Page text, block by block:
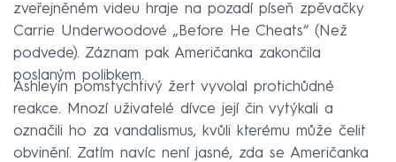
zveřejněném videu hraje na pozadí píseň zpěvačky
Carrie Underwoodové „Before He Cheats“ (Než
podvede). Záznam pak Američanka zakončila
poslaným polibkem.
Ashleyin pomstychtivý žert vyvolal protichůdné
reakce. Mnozí uživatelé dívce její čin vytýkali a
označili ho za vandalismus, kvůli kterému může čelit
obvinění. Zatím navíc není jasné, zda se Američanka